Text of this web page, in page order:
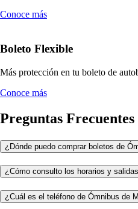
Conoce más
Boleto Flexible
Más protección en tu boleto de
Conoce más
Preguntas Frecuentes
¿Dónde puedo comprar boletos de
¿Cómo consulto los horarios y
¿Cuál es el teléfono de Ómnibus de